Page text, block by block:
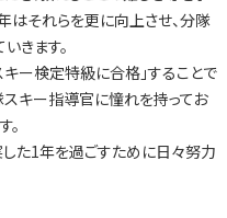
はそれらを更に向上させ、分隊
きます。
ー検定特級に合格」することで
スキー指導官に憧れを持ってお
。
た1年を過ごすために日々努力